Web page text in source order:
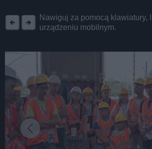
Nawiguj za pomocą klawiatury,
urządzeniu mobilnym.